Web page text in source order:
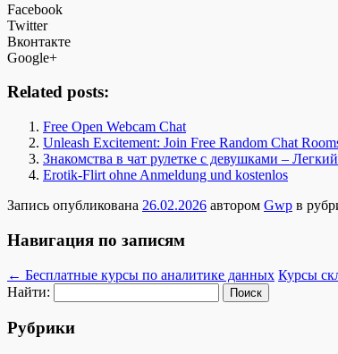
Facebook
Twitter
Вконтакте
Google+
Related posts:
Free Open Webcam Chat
Unleash Excitement: Join Free Random Chat
Знакомства в чат рулетке с девушками –
Erotik-Flirt ohne Anmeldung und kostenlos
Запись опубликована 26.02.2026 автором Gwp в
Навигация по записям
← Бесплатные курсы по аналитике данных Курсы
Найти:
Рубрики